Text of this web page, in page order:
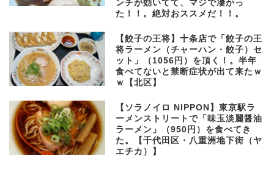
ンチが効いてて、マジで凄かっ
た！！。絶対おススメだ！！。
【餃子の王将】十条店で「餃子の王
将ラーメン（チャーハン・餃子）セ
ット」（1056円）を頂く！。半年
食べてないと禁断症状が出て来たｗ
ｗ【北区】
【ソラノイロ NIPPON】東京駅ラ
ーメンストリートで「味玉淡麗醤油
ラーメン」（950円）を食べてき
た。【千代田区・八重洲地下街（ヤ
エチカ）】